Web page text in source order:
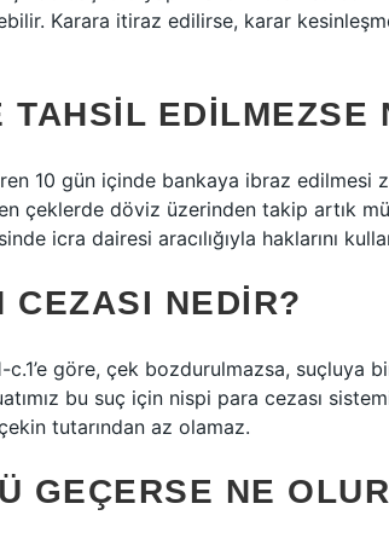
Karara itiraz edilirse, karar
TAHSIL EDILMEZSE
10 gün içinde bankaya ibraz edilmesi
çeklerde döviz üzerinden takip artık
icra dairesi aracılığıyla haklarını
CEZASI NEDIR?
göre, çek bozdurulmazsa, suçluya
bu suç için nispi para cezası
tutarından az olamaz.
GEÇERSE NE